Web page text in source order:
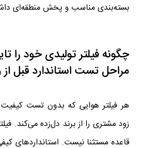
بسته‌بندی مناسب و پخش منطقه‌ای
چگونه فیلتر تولیدی خود را
مراحل تست استاندارد قبل از
هر فیلتر هوایی که بدون تست کیفیت
زود مشتری را از برند دل‌زده می‌کند.
قاعده مستثنا نیست. استانداردهای